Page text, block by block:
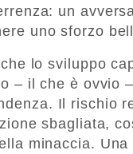
un
uno sforzo
lo sviluppo
– il che è ovvio
Il rischio
sbagliata,
minaccia.